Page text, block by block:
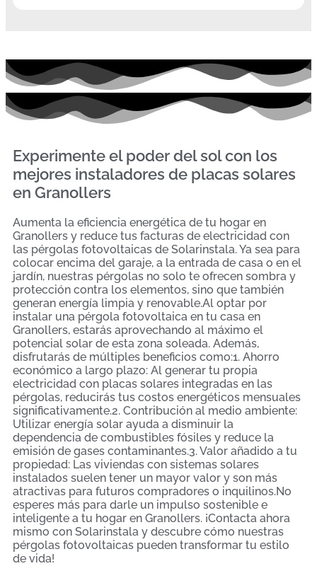
Experimente el poder del sol con los
mejores instaladores de placas solares
en Granollers
Aumenta la eficiencia energética de tu hogar en
Granollers y reduce tus facturas de electricidad con
las pérgolas fotovoltaicas de Solarinstala. Ya sea para
colocar encima del garaje, a la entrada de casa o en el
jardín, nuestras pérgolas no solo te ofrecen sombra y
protección contra los elementos, sino que también
generan energía limpia y renovable.Al optar por
instalar una pérgola fotovoltaica en tu casa en
Granollers, estarás aprovechando al máximo el
potencial solar de esta zona soleada. Además,
disfrutarás de múltiples beneficios como:1. Ahorro
económico a largo plazo: Al generar tu propia
electricidad con placas solares integradas en las
pérgolas, reducirás tus costos energéticos mensuales
significativamente.2. Contribución al medio ambiente:
Utilizar energía solar ayuda a disminuir la
dependencia de combustibles fósiles y reduce la
emisión de gases contaminantes.3. Valor añadido a tu
propiedad: Las viviendas con sistemas solares
instalados suelen tener un mayor valor y son más
atractivas para futuros compradores o inquilinos.No
esperes más para darle un impulso sostenible e
inteligente a tu hogar en Granollers. ¡Contacta ahora
mismo con Solarinstala y descubre cómo nuestras
pérgolas fotovoltaicas pueden transformar tu estilo
de vida!